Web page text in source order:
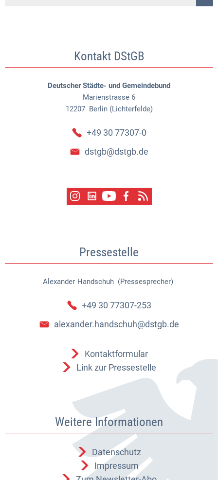
Kontakt DStGB
Deutscher Städte- und Gemeindebund
Marienstrasse 6
12207 Berlin (Lichterfelde)
+49 30 77307-0
dstgb@dstgb.de
Pressestelle
Alexander Handschuh (Pressesprecher)
Alexander Handschuh
+49 30 77307-253
alexander.handschuh@dstgb.de
Kontaktformular
Link zur Pressestelle
Weitere Informationen
Datenschutz
Impressum